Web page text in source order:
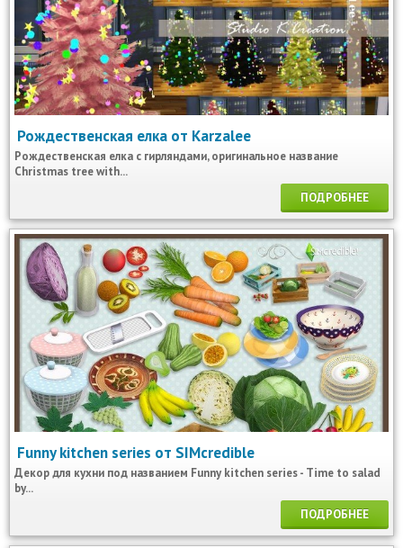
Рождественская елка от Karzalee
Рождественская елка с гирляндами, оригинальное название
Christmas tree with...
ПОДРОБНЕЕ
Funny kitchen series от SIMcredible
Декор для кухни под названием Funny kitchen series - Time to salad
by...
ПОДРОБНЕЕ